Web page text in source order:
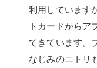
利用しています
トカードからア
てきています。
なじみのニトリ